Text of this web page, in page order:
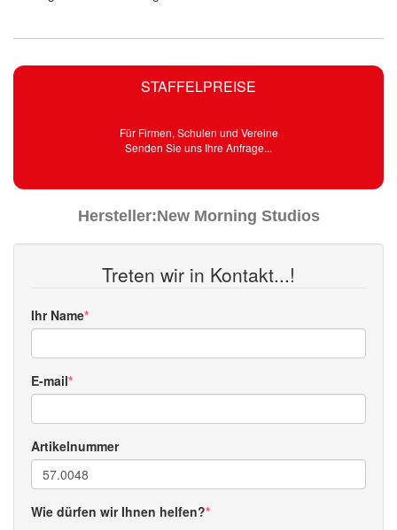
STAFFELPREISE
Für Firmen, Schulen und Vereine
Senden Sie uns Ihre Anfrage...
Hersteller:New Morning Studios
Treten wir in Kontakt...!
Ihr Name
E-mail
Artikelnummer
Wie dürfen wir Ihnen helfen?